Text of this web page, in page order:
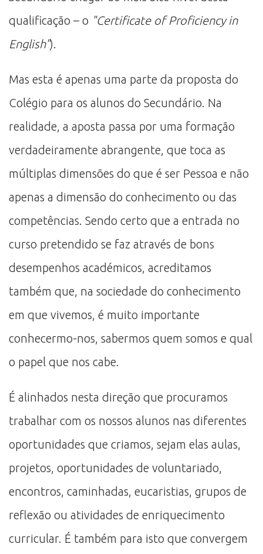
qualificação – o
Certificate of Proficiency in
English ).
Mas esta é apenas uma parte da proposta do
Colégio para os alunos do Secundário. Na
realidade, a aposta passa por uma formação
verdadeiramente abrangente, que toca as
múltiplas dimensões do que é ser Pessoa e não
apenas a dimensão do conhecimento ou das
competências. Sendo certo que a entrada no
curso pretendido se faz através de bons
desempenhos académicos, acreditamos
também que, na sociedade do conhecimento
em que vivemos, é muito importante
conhecermo-nos, sabermos quem somos e qual
o papel que nos cabe.
É alinhados nesta direção que procuramos
trabalhar com os nossos alunos nas diferentes
oportunidades que criamos, sejam elas aulas,
projetos, oportunidades de voluntariado,
encontros, caminhadas, eucaristias, grupos de
reflexão ou atividades de enriquecimento
curricular. É também para isto que convergem